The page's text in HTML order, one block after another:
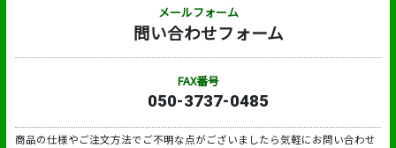
メールフォーム
問い合わせフォーム
FAX番号
050-3737-0485
商品の仕様やご注文方法でご不明な点がございましたら気軽にお問い合わせ